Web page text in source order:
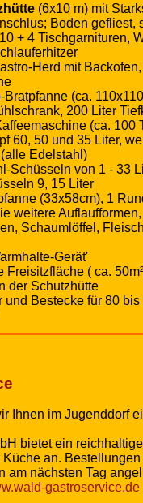
(6x10 m) mit
Boden gefliest,
+ 4 Tischgarnituren,
Herd mit
(ca.
200 Liter
(ca. 100
60, 50 und 35 Liter,
Edelstahl)
Schüsseln von 1 - 33
9, 15 Liter
(33x58cm), 1
weitere
Schaumlöffel,
Gerät'
Freisitzfläche ( ca.
der Schutzhütte
und Bestecke für 80
Ihnen im Jugenddorf
bietet ein
Küche an.
am nächsten Tag
gastroservice.de